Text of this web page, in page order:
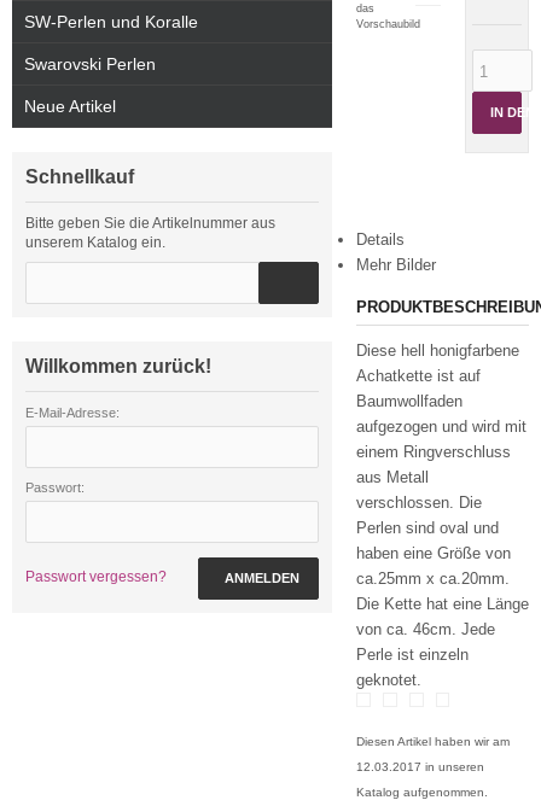
das
Vorschaubild
IN DEN
Details
Mehr Bilder
Diese hell honigfarbene
Achatkette ist auf
Baumwollfaden
aufgezogen und wird mit
einem Ringverschluss
aus Metall
verschlossen. Die
Perlen sind oval und
haben eine Größe von
ca.25mm x ca.20mm.
Die Kette hat eine Länge
von ca. 46cm. Jede
Perle ist einzeln
geknotet.
Diesen Artikel haben wir am
12.03.2017 in unseren
Katalog aufgenommen.
SW-Perlen und Koralle
Swarovski Perlen
Neue Artikel
Schnellkauf
Bitte geben Sie die Artikelnummer aus
unserem Katalog ein.
Willkommen zurück!
E-Mail-Adresse:
Passwort:
Passwort vergessen? ANMELDEN